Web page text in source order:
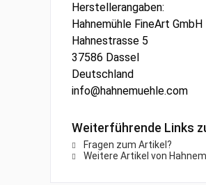
Herstellerangaben:
Hahnemühle FineArt GmbH
Hahnestrasse 5
37586 Dassel
Deutschland
info@hahnemuehle.com
Weiterführende Links
Fragen zum Artikel?
Weitere Artikel von